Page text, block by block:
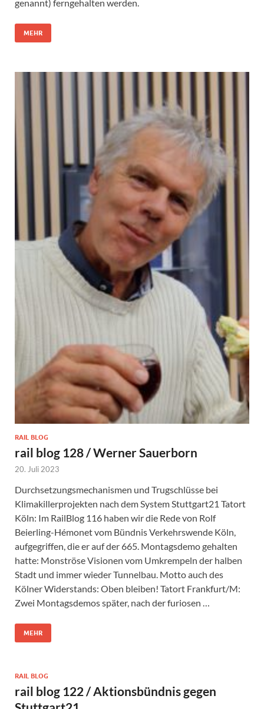
genannt) ferngehalten werden.
MEHR
RAIL BLOG
rail blog 128 / Werner Sauerborn
20. Juli 2023
Durchsetzungsmechanismen und Trugschlüsse bei
Klimakillerprojekten nach dem System Stuttgart21 Tatort
Köln: Im RailBlog 116 haben wir die Rede von Rolf
Beierling-Hémonet vom Bündnis Verkehrswende Köln,
aufgegriffen, die er auf der 665. Montagsdemo gehalten
hatte: Monströse Visionen vom Umkrempeln der halben
Stadt und immer wieder Tunnelbau. Motto auch des
Kölner Widerstands: Oben bleiben! Tatort Frankfurt/M:
Zwei Montagsdemos später, nach der furiosen …
MEHR
RAIL BLOG
rail blog 122 / Aktionsbündnis gegen